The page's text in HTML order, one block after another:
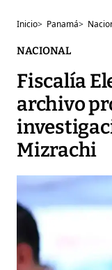
Inicio> Panamá>
NACIONAL
Fiscalía
archivo
Mizrachi